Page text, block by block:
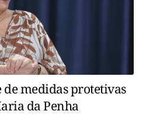
medidas protetivas
da Penha